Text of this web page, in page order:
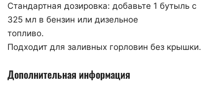
Стандартная дозировка: добавьте 1 бутыль с
325 мл в бензин или дизельное
топливо.
Подходит для заливных горловин без крышки.
Дополнительная информация